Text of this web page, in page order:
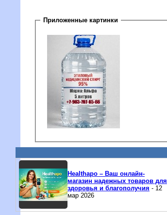
Приложенные картинки
Healthapo – Ваш онлайн-
магазин надежных товаров для
здоровья и благополучия - 12
мар 2026